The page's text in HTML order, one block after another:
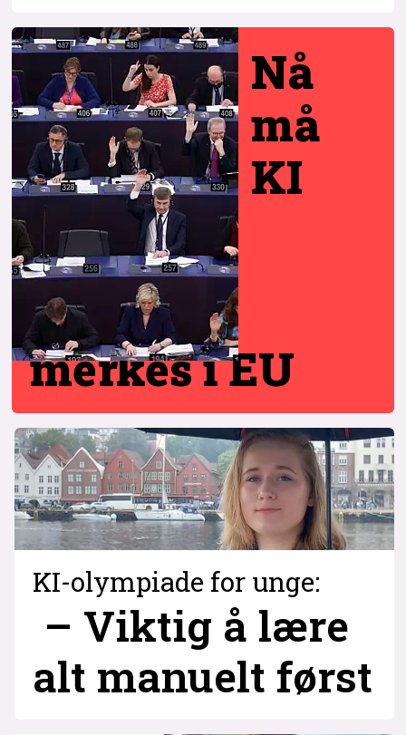
Nå
må
KI
merkes i EU
KI-olympiade for unge:
– Viktig å lære
alt manuelt først